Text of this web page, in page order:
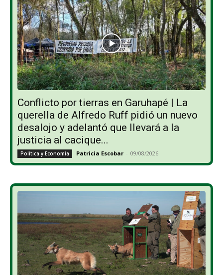
Conflicto por tierras en Garuhapé | La
querella de Alfredo Ruff pidió un nuevo
desalojo y adelantó que llevará a la
justicia al cacique...
Política y Economía Patricia Escobar - 09/08/2026